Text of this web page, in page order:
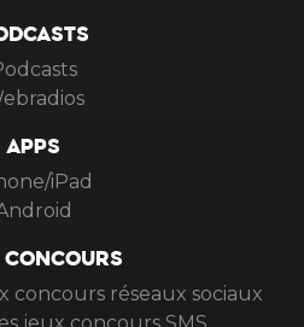
APPS
iPad
concours réseaux sociaux